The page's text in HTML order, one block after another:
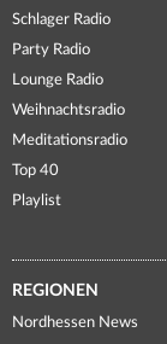
Schlager Radio
Party Radio
Lounge Radio
Weihnachtsradio
Meditationsradio
Top 40
Playlist
REGIONEN
Nordhessen News